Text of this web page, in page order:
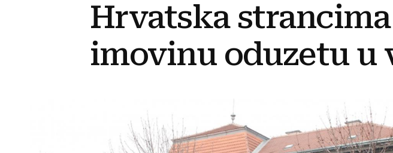
Hrvatska
imovinu oduzetu u